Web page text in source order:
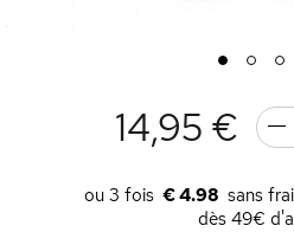
1 2 3
14,95 €
€ 4.98
dès 49€